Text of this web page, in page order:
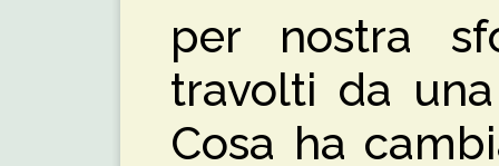
per nostra
travolti da
Cosa ha